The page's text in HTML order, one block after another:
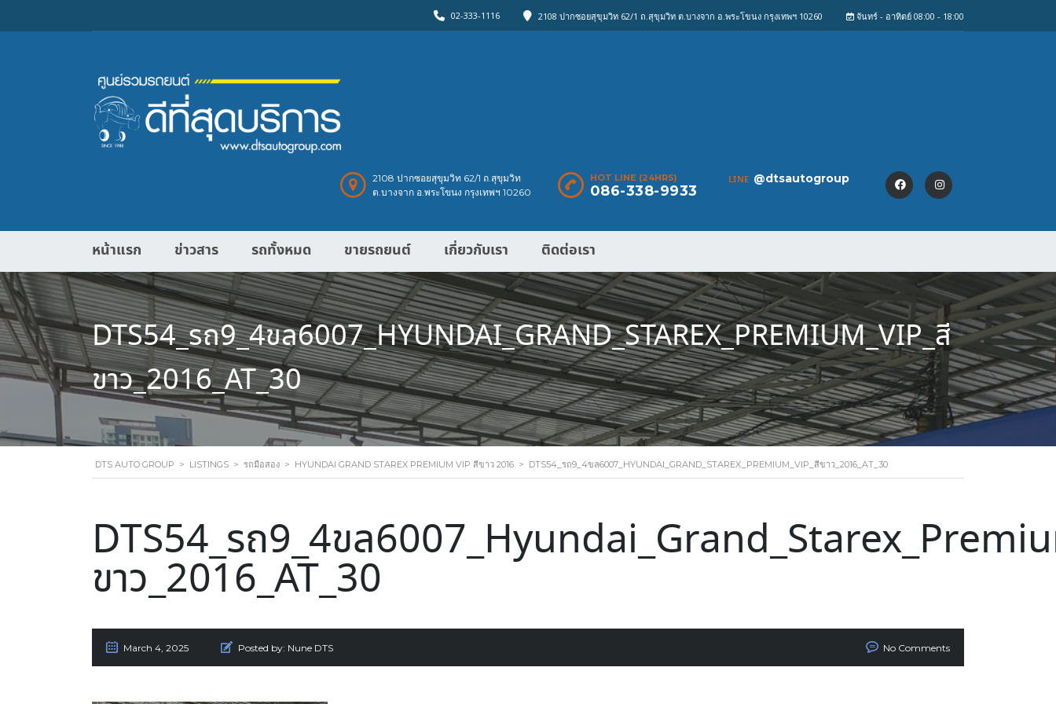
จันทร์ - อาทิตย์ 08:00 - 18:00
2108 ปากซอยสุขุมวิท 62/1 ถ.สุขุมวิท ต.บางจาก อ.พระโขนง กรุงเทพฯ 10260
02-333-1116
LINE @dtsautogroup
HOT LINE (24HRS)
086-338-9933
2108 ปากซอยสุขุมวิท 62/1 ถ.สุขุมวิท
ต.บางจาก อ.พระโขนง กรุงเทพฯ 10260
หน้าแรก ข่าวสาร รถทั้งหมด ขายรถยนต์ เกี่ยวกับเรา ติดต่อเรา
DTS54_รถ9_4ขล6007_HYUNDAI_GRAND_STAREX_PREMIUM_VIP_สี
ขาว_2016_AT_30
DTS AUTO GROUP > LISTINGS > รถมือสอง > HYUNDAI GRAND STAREX PREMIUM VIP สีขาว 2016 > DTS54_รถ9_4ขล6007_HYUNDAI_GRAND_STAREX_PREMIUM_VIP_สีขาว_2016_AT_30
DTS54_รถ9_4ขล
ขาว_2016_AT_30
March 4, 2025 Posted by: Nune DTS No Comments